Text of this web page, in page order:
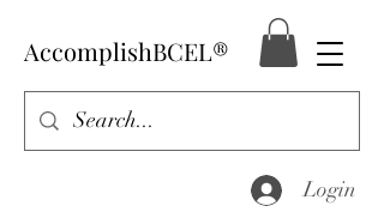
AccomplishBCEL®
Login